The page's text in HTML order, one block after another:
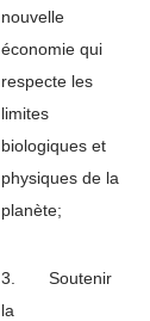
nouvelle
économie qui
respecte les
limites
biologiques et
physiques de la
planète;
3. Soutenir
la